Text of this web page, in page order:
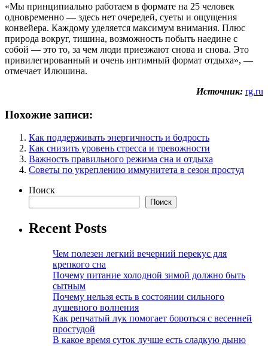
«Мы принципиально работаем в формате на 25 человек
одновременно — здесь нет очередей, суеты и ощущения
конвейера. Каждому уделяется максимум внимания. Плюс
природа вокруг, тишина, возможность побыть наедине с
собой — это то, за чем люди приезжают снова и снова. Это
привилегированный и очень интимный формат отдыха», —
отмечает Илюшина.
Источник: rg.ru
Похожие записи:
Как поддерживать энергичность и бодрость
Как снизить уровень стресса и тревожности
Важность правильного режима сна и отдыха
Советы по укреплению иммунитета в сезон простуд
Поиск
Поиск
Recent Posts
Чем полезен легкий вечерний перекус для
крепкого сна
Почему питание холодной зимой должно быть
сытным
Почему нельзя есть в состоянии сильного
душевного волнения
Как репчатый лук помогает бороться с весенней
простудой
В какое время суток лучше есть сладкую дыню